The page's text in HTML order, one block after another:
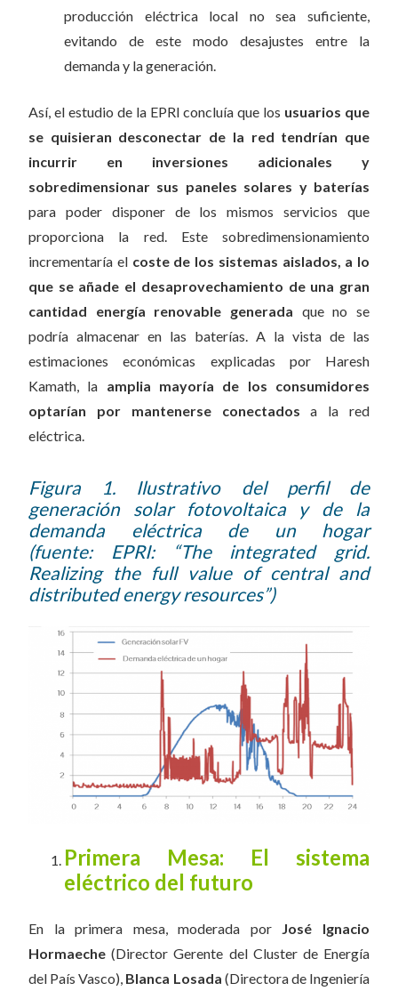
producción eléctrica local no sea suficiente,
evitando de este modo desajustes entre la
demanda y la generación.
Así, el estudio de la EPRI concluía que los usuarios que
se quisieran desconectar de la red tendrían que
incurrir en inversiones adicionales y
sobredimensionar sus paneles solares y baterías
para poder disponer de los mismos servicios que
proporciona la red. Este sobredimensionamiento
incrementaría el coste de los sistemas aislados, a lo
que se añade el desaprovechamiento de una gran
cantidad energía renovable generada que no se
podría almacenar en las baterías. A la vista de las
estimaciones económicas explicadas por Haresh
Kamath, la amplia mayoría de los consumidores
optarían por mantenerse conectados a la red
eléctrica.
Figura 1. Ilustrativo del perfil de
generación solar fotovoltaica y de la
demanda eléctrica de un hogar
(fuente: EPRI: “The integrated grid.
Realizing the full value of central and
distributed energy resources”)
Primera Mesa: El sistema
eléctrico del futuro
En la primera mesa, moderada por
José Ignacio
Hormaeche (Director Gerente del Cluster de Energía
del País Vasco), Blanca Losada (Directora de Ingeniería